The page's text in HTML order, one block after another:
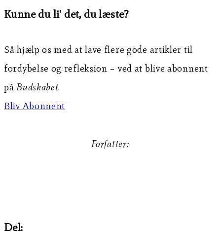
Kunne du li' det, du læste?
Så hjælp os med at lave flere gode artikler til
fordybelse og refleksion – ved at blive abonnent
påBudskabet.
Bliv Abonnent
Forfatter:
Del: